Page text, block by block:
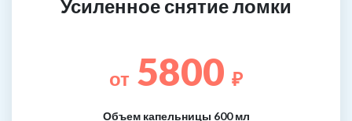
Усиленное снятие ломки
от 5800 ₽
Объем капельницы 600 мл